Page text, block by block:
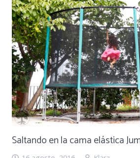
Saltando en la cama elástica